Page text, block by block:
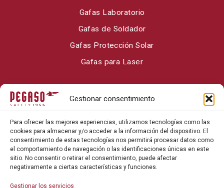
Gestionar consentimiento
Para ofrecer las mejores experiencias, utilizamos tecnologías como las
cookies para almacenar y/o acceder a la información del dispositivo. El
consentimiento de estas tecnologías nos permitirá procesar datos como
el comportamiento de navegación o las identificaciones únicas en este
sitio. No consentir o retirar el consentimiento, puede afectar
negativamente a ciertas características y funciones.
Gestionar los servicios
Gafas Laboratorio
Gafas de Soldador
Gafas Protección Solar
Gafas para Laser
Sobre Pegaso Safety
Blog